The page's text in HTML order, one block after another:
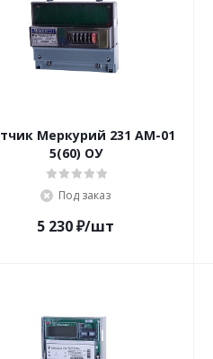
Меркурий 231 АМ-01
5(60) ОУ
Под заказ
5 230₽/шт